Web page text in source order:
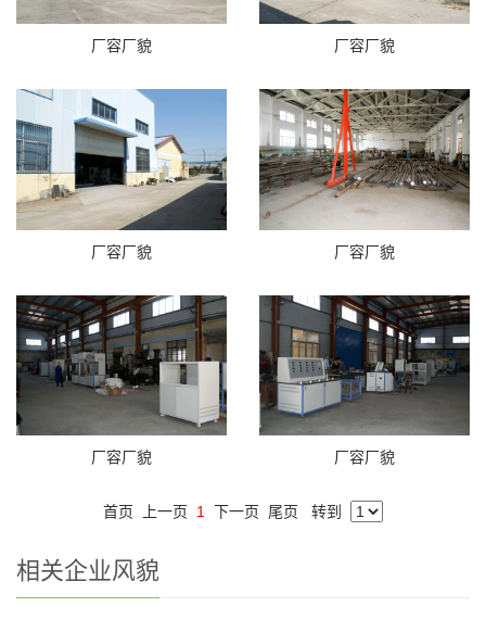
厂容厂貌 厂容厂貌
厂容厂貌 厂容厂貌
厂容厂貌 厂容厂貌
首页 上一页 1 下一页 尾页 转到
相关企业风貌